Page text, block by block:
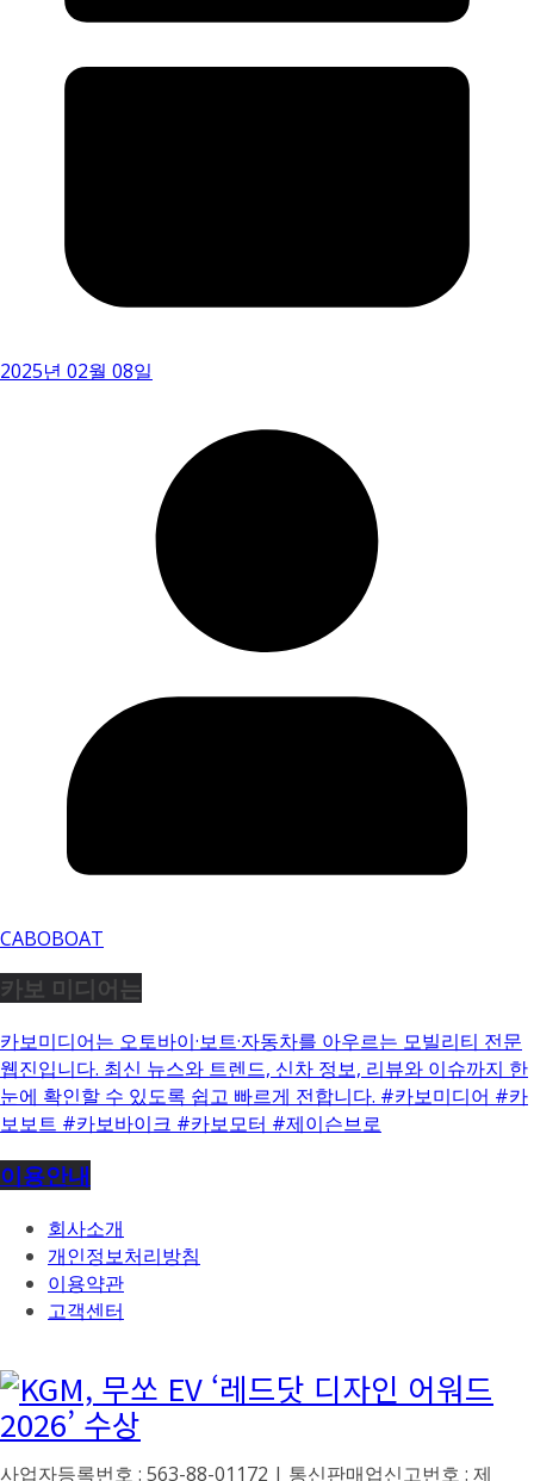
2025년 02월 08일
CABOBOAT
카보 미디어는
카보미디어는 오토바이·보트·자동차를 아우르는 모빌리티 전문
웹진입니다. 최신 뉴스와 트렌드, 신차 정보, 리뷰와 이슈까지 한
눈에 확인할 수 있도록 쉽고 빠르게 전합니다. #카보미디어 #카
보보트 #카보바이크 #카보모터 #제이슨브로
이용안내
회사소개
개인정보처리방침
이용약관
고객센터
사업자등록번호 : 563-88-01172 | 통신판매업신고번호 : 제